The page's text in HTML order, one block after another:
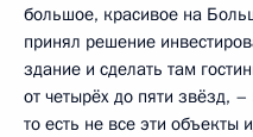
большое, красивое на
принял решение
здание и сделать там
от четырёх до пяти звёзд,
то есть не все эти объекты